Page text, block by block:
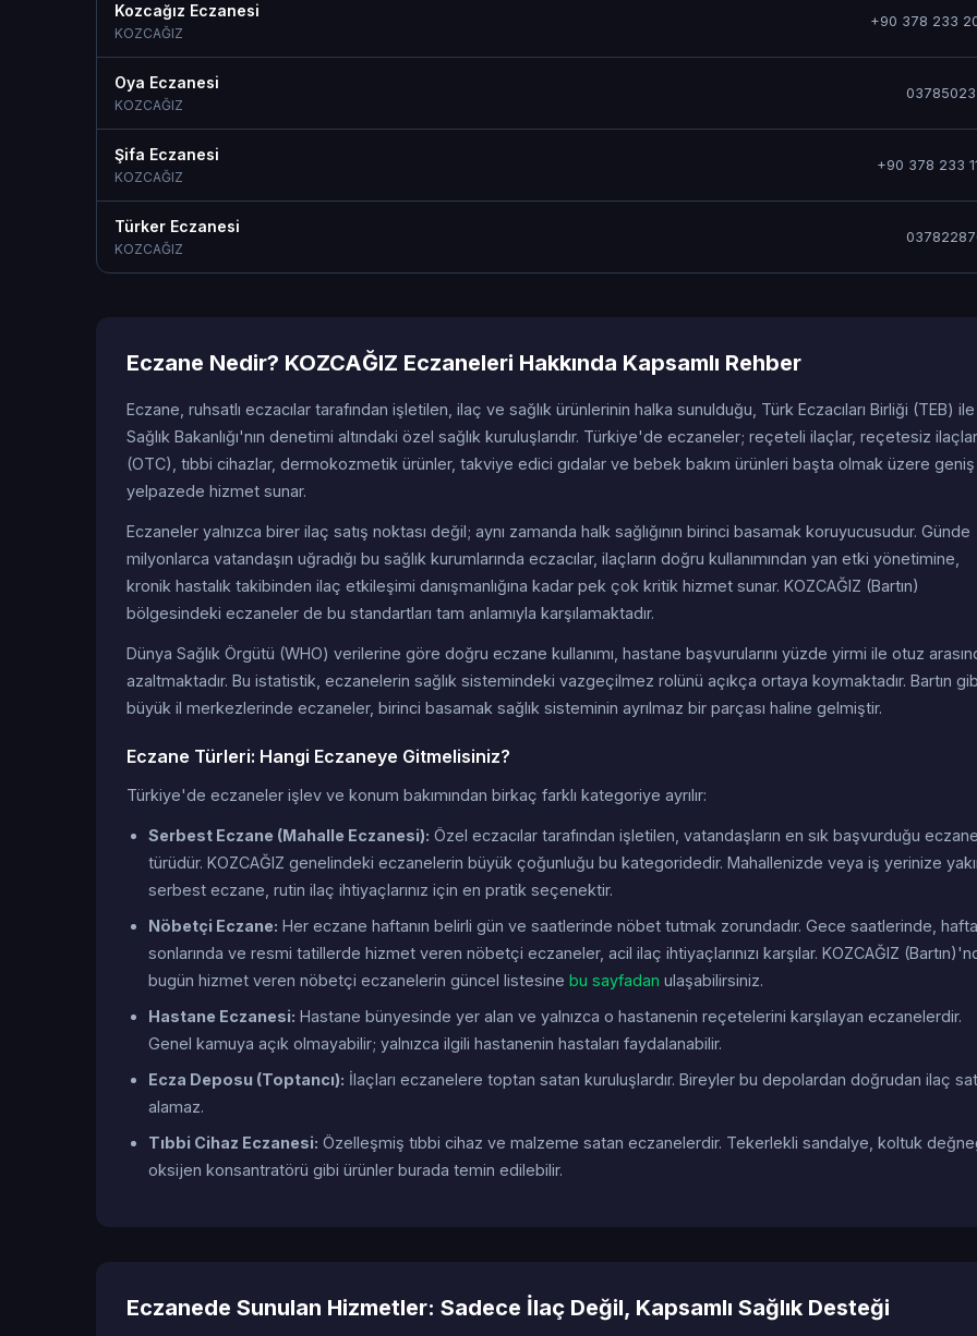
Kozcağız Eczanesi
KOZCAĞIZ
+90 378 233
Oya Eczanesi
KOZCAĞIZ
Şifa Eczanesi
KOZCAĞIZ
+90 378 233
Türker Eczanesi
KOZCAĞIZ
Eczane Nedir? KOZCAĞIZ Eczaneleri Hakkında Kapsamlı Rehber
Eczane, ruhsatlı eczacılar tarafından işletilen, ilaç ve sağlık ürünlerinin halka sunulduğu, Türk Eczacıları Birliği (TEB) ile
Sağlık Bakanlığı'nın denetimi altındaki özel sağlık kuruluşlarıdır. Türkiye'de eczaneler; reçeteli ilaçlar, reçetesiz ilaçlar
(OTC), tıbbi cihazlar, dermokozmetik ürünler, takviye edici gıdalar ve bebek bakım ürünleri başta olmak üzere
yelpazede hizmet sunar.
Eczaneler yalnızca birer ilaç satış noktası değil; aynı zamanda halk sağlığının birinci basamak koruyucusudur. Günde
milyonlarca vatandaşın uğradığı bu sağlık kurumlarında eczacılar, ilaçların doğru kullanımından yan etki yönetimine,
kronik hastalık takibinden ilaç etkileşimi danışmanlığına kadar pek çok kritik hizmet sunar. KOZCAĞIZ (Bartın)
bölgesindeki eczaneler de bu standartları tam anlamıyla karşılamaktadır.
Dünya Sağlık Örgütü (WHO) verilerine göre doğru eczane kullanımı, hastane başvurularını yüzde yirmi ile otuz
azaltmaktadır. Bu istatistik, eczanelerin sağlık sistemindeki vazgeçilmez rolünü açıkça ortaya koymaktadır. Bartın
büyük il merkezlerinde eczaneler, birinci basamak sağlık sisteminin ayrılmaz bir parçası haline gelmiştir.
Eczane Türleri: Hangi Eczaneye Gitmelisiniz?
Türkiye'de eczaneler işlev ve konum bakımından birkaç farklı kategoriye ayrılır:
Serbest Eczane (Mahalle Eczanesi): Özel eczacılar tarafından işletilen, vatandaşların en sık başvurduğu eczane
türüdür. KOZCAĞIZ genelindeki eczanelerin büyük çoğunluğu bu kategoridedir. Mahallenizde veya iş yerinize
serbest eczane, rutin ilaç ihtiyaçlarınız için en pratik seçenektir.
Nöbetçi Eczane: Her eczane haftanın belirli gün ve saatlerinde nöbet tutmak zorundadır. Gece saatlerinde, hafta
sonlarında ve resmi tatillerde hizmet veren nöbetçi eczaneler, acil ilaç ihtiyaçlarınızı karşılar. KOZCAĞIZ
bugün hizmet veren nöbetçi eczanelerin güncel listesine bu sayfadan ulaşabilirsiniz.
Hastane Eczanesi: Hastane bünyesinde yer alan ve yalnızca o hastanenin reçetelerini karşılayan eczanelerdir.
Genel kamuya açık olmayabilir; yalnızca ilgili hastanenin hastaları faydalanabilir.
Ecza Deposu (Toptancı): İlaçları eczanelere toptan satan kuruluşlardır. Bireyler bu depolardan doğrudan ilaç
alamaz.
Tıbbi Cihaz Eczanesi: Özelleşmiş tıbbi cihaz ve malzeme satan eczanelerdir. Tekerlekli sandalye, koltuk
oksijen konsantratörü gibi ürünler burada temin edilebilir.
Eczanede Sunulan Hizmetler: Sadece İlaç Değil, Kapsamlı Sağlık Desteği